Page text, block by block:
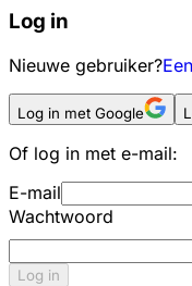
Log in
Nieuwe gebruiker?
Log in met Google
Of log in met e-mail:
E-mail
Wachtwoord
Log in